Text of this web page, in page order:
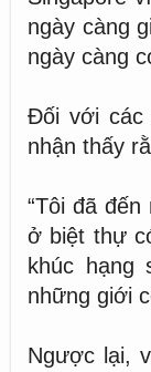
ngày càng
ngày càng
Đối với các
nhận thấy
“Tôi đã
ở biệt thự
khúc hạng
những giới
Ngược lại,